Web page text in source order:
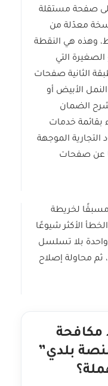
صفحة مستقلة
معدّلة من
وهذه هي النقطة
التي
الثانية صفحات
الأبيض أو
الضمان
بقائمة خدمات
التجارية الموجهة
عن صفحات
مسبقًا لخريطة
الأكثر شيوعًا
بلا تسلسل
ثم محاولة إصلاح
مكافحة
بلدي”